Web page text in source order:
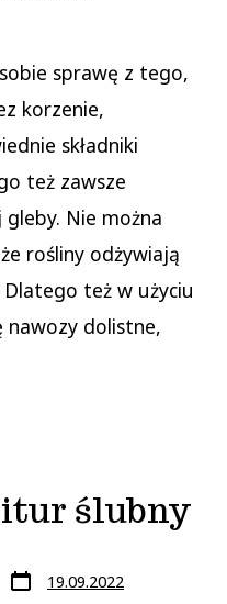
sprawę z tego,
korzenie,
składniki
też zawsze
Nie można
rośliny odżywiają
też w użyciu
nawozy dolistne,
ślubny
Data
wpisu19.09.2022